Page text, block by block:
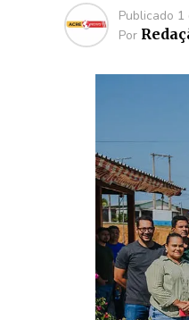
Publicado 1
Por